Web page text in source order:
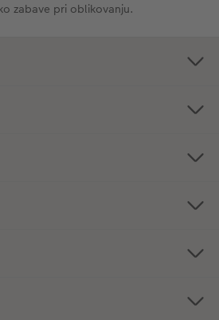
zabave pri oblikovanju.